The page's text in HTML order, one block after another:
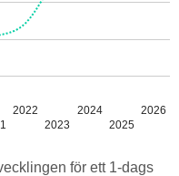
2022
2023
2024
2025
2026
för ett 1-dags